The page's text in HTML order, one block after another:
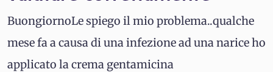
BuongiornoLe spiego il mio problema..qualche
mese fa a causa di una infezione ad una narice ho
applicato la crema gentamicina